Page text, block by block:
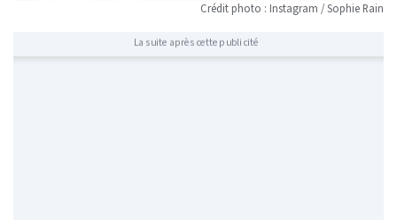
Crédit photo : Instagram / Sophie Rain
La suite après cette publicité